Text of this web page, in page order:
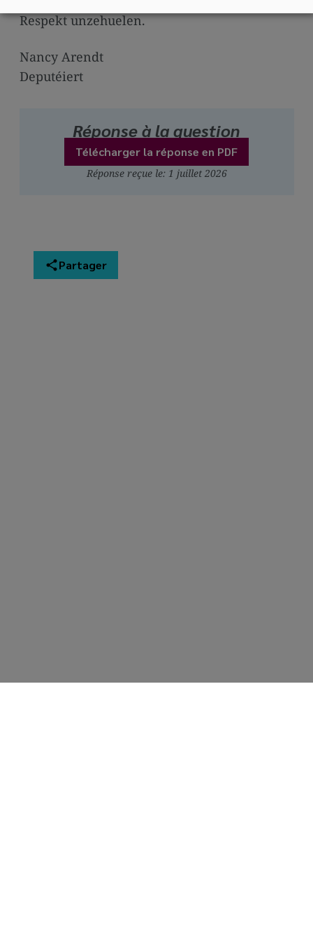
Respekt unzehuelen.
Nancy Arendt
Deputéiert
Réponse à la question
Télécharger la réponse en PDF
Réponse reçue le: 1 juillet 2026
Partager